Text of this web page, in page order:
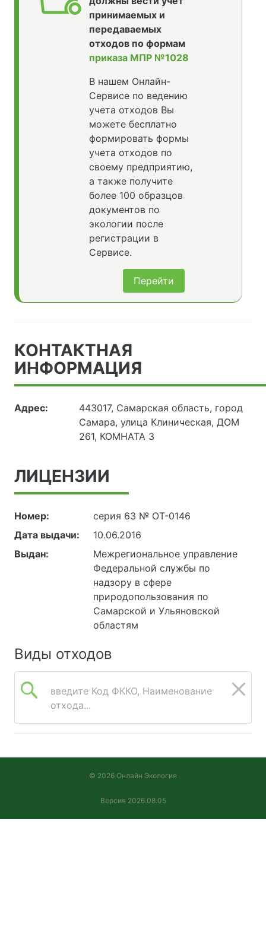
принимаемых и
передаваемых
отходов по формам
приказа МПР №1028
В нашем Онлайн-
Сервисе по ведению
учета отходов Вы
можете бесплатно
формировать формы
учета отходов по
своему предприятию,
а также получите
более 100 образцов
документов по
экологии после
регистрации в
Сервисе.
Перейти
КОНТАКТНАЯ
ИНФОРМАЦИЯ
Адрес:
443017, Самарская область, город
Самара, улица Клиническая, ДОМ
261, КОМНАТА 3
ЛИЦЕНЗИИ
Номер:
серия 63 № ОТ-0146
Дата выдачи:
10.06.2016
Выдан:
Межрегиональное управление
Федеральной службы по
надзору в сфере
природопользования по
Самарской и Ульяновской
областям
Виды отходов
введите Код ФККО, Наименование
отхода...
© 2026 Онлайн Экология
Версия 2026.08.05